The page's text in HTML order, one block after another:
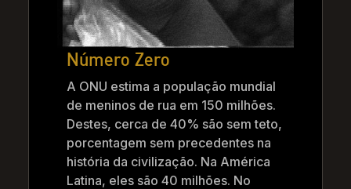
Número Zero
A ONU estima a população mundial
de meninos de rua em 150 milhões.
Destes, cerca de 40% são sem teto,
porcentagem sem precedentes na
história da civilização. Na América
Latina, eles são 40 milhões. No